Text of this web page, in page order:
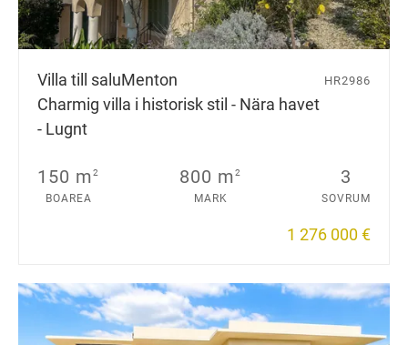
Villa till saluMenton
Charmig villa i historisk stil - Nära havet
- Lugnt
HR2986
150 m2
BOAREA
800 m2
MARK
3
SOVRUM
1 276 000 €